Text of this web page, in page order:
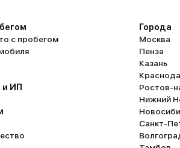
с пробегом
ИП
Города
Москва
Пенза
Казань
Ростов-
Нижний
Санкт-